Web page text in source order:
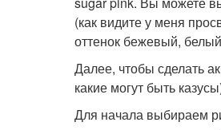
(как видите у меня
оттенок бежевый,
Далее, чтобы сделать
какие могут быть
Для начала выбираем